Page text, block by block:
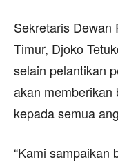
Sekretaris Dewan
Timur, Djoko
selain pelantikan
akan memberikan
kepada semua
“Kami sampaikan